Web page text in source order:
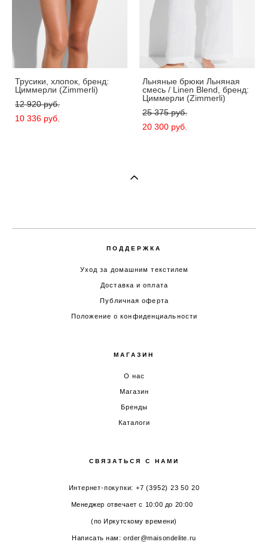
Трусики, хлопок, бренд:
Циммерли (Zimmerli)
12 920 pуб.
10 336 pуб.
Льняные брюки Льняная
смесь / Linen Blend, бренд:
Циммерли (Zimmerli)
25 375 pуб.
20 300 pуб.
ПОДДЕРЖКА
Уход за домашним текстилем
Доставка и оплата
Публичная оферта
Положение о конфиденциальности
МАГАЗИН
О нас
Магазин
Бренды
Каталоги
СВЯЗАТЬСЯ С НАМИ
Интернет-покупки: +7 (3952) 23 50 20
Менеджер отвечает с 10:00 до 20:00
(по Иркутскому времени)
Написать нам: order@maisondelite.ru